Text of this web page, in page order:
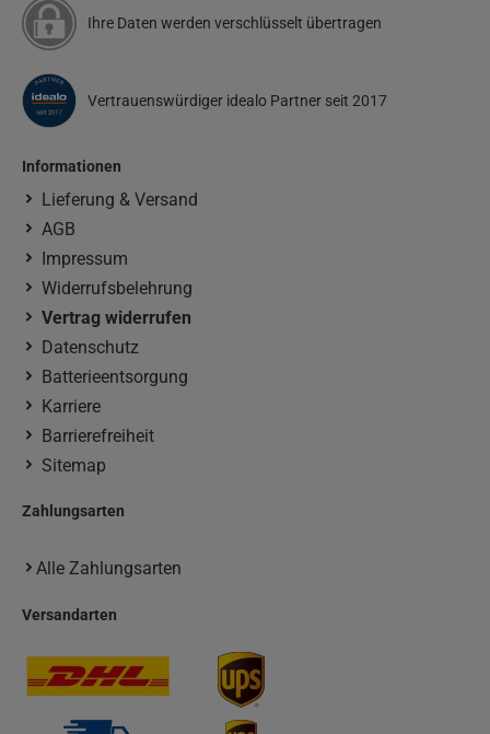
Ihre Daten werden verschlüsselt übertragen
Vertrauenswürdiger idealo Partner seit 2017
Informationen
Lieferung & Versand
AGB
Impressum
Widerrufsbelehrung
Vertrag widerrufen
Datenschutz
Batterieentsorgung
Karriere
Barrierefreiheit
Sitemap
Zahlungsarten
Alle Zahlungsarten
Versandarten